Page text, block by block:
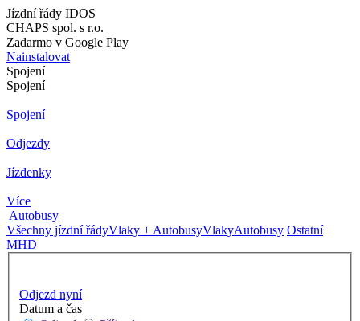
Jízdní řády IDOS
CHAPS spol. s r.o.
Zadarmo v Google Play
Nainstalovat
Spojení
Spojení
Spojení
Odjezdy
Jízdenky
Více
Autobusy
Všechny jízdní řádyVlaky + AutobusyVlakyAutobusy Ostatní
MHD
Odjezd nyní
Datum a čas